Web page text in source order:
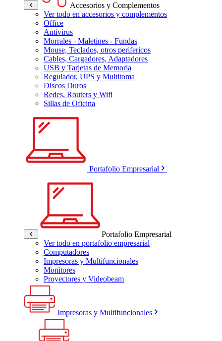
Accesorios y Complementos
Ver todo en accesorios y complementos
Office
Antivirus
Morrales - Maletines - Fundas
Mouse, Teclados, otros perifericos
Cables, Cargadores, Adaptadores
USB y Tarjetas de Memoria
Regulador, UPS y Multitoma
Discos Duros
Redes, Routers y Wifi
Sillas de Oficina
Portafolio Empresarial
Portafolio Empresarial
Ver todo en portafolio empresarial
Computadores
Impresoras y Multifuncionales
Monitores
Proyectores y Videobeam
Impresoras y Multifuncionales